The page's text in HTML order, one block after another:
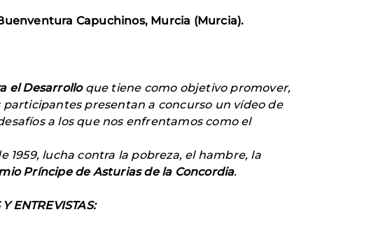
Capuchinos, Murcia (Murcia).
el Desarrolloque tiene como objetivo promover,
presentan a concurso un vídeo de
a los que nos enfrentamos como el
1959, lucha contra la pobreza, el hambre, la
Príncipe de Asturias de la Concordia.
ENTREVISTAS: